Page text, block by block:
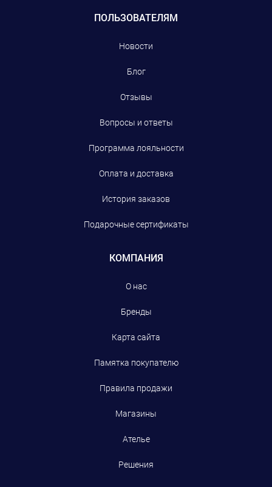
ПОЛЬЗОВАТЕЛЯМ
Новости
Блог
Отзывы
Вопросы и ответы
Программа лояльности
Оплата и доставка
История заказов
Подарочные сертификаты
КОМПАНИЯ
О нас
Бренды
Карта сайта
Памятка покупателю
Правила продажи
Магазины
Ателье
Решения